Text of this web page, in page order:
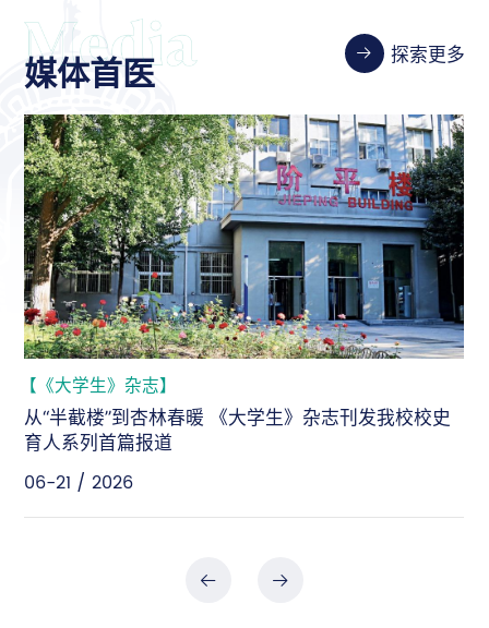
媒体首医 探索更多
【《大学生》杂志】
从“半截楼”到杏林春暖 《大学生》杂志刊发我校校史
育人系列首篇报道
06-21 / 2026